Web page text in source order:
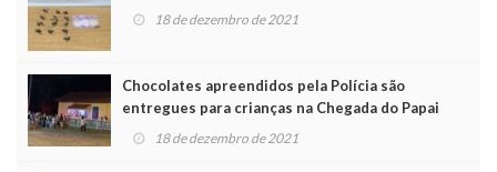
18 de dezembro de 2021
Chocolates apreendidos pela Polícia são
entregues para crianças na Chegada do Papai
Noel
18 de dezembro de 2021